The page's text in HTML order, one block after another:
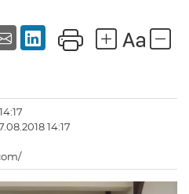
14:17